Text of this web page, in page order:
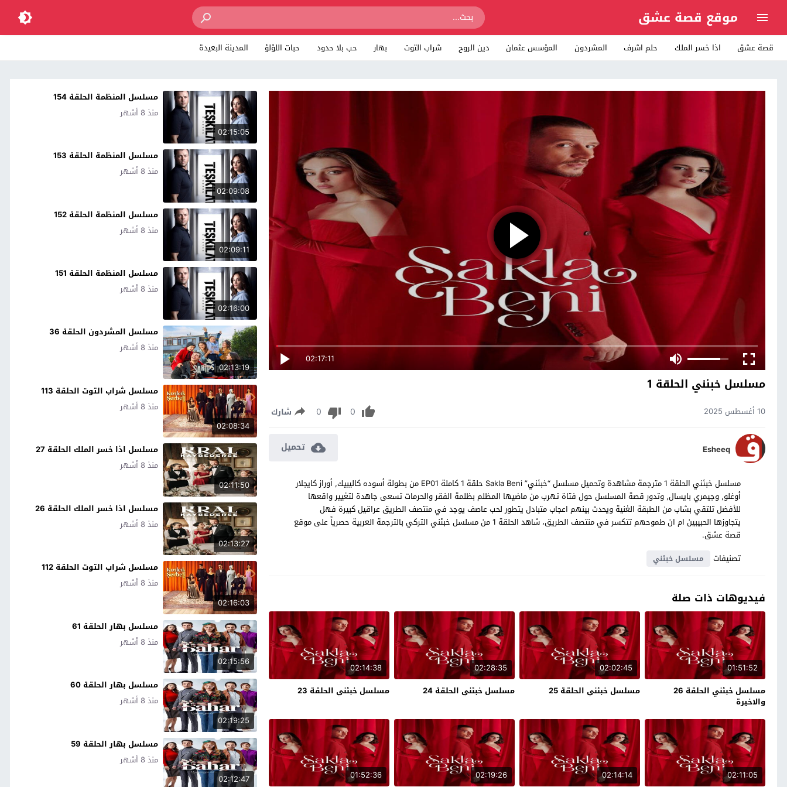
موقع قصة عشق
قصة عشق اذا خسر الملك حلم اشرف المشردون المؤسس عثمان دين الروح شراب التوت بهار حب بلا حدود حبات اللؤلؤ المدينة البعيدة
02:17:11
مسلسل خبئني الحلقة 1
10 أغسطس 2025 0
0 شارك
Esheeq تحميل
مسلسل خبئني الحلقة 1 مترجمة مشاهدة وتحميل مسلسل “خبئني” Sakla Beni حلقة 1 كاملة EP01 من بطولة أسوده كاليبيك, أوراز كايجلار
أوغلو, وجيمري بايسال, وتدور قصة المسلسل حول فتاة تهرب من ماضيها المظلم بظلمة الفقر والحرمات تسعى جاهدة لتغيير واقعها
للأفضل تلتقي بشاب من الطبقة الغنية ويحدث بينهم اعجاب متبادل يتطور لحب عاصف يوجد في منتصف الطريق عراقيل كبيرة فهل
يتجاوزها الحبيبين ام ان طموحهم تتكسر في منتصف الطريق، شاهد الحلقة 1 من مسلسل خبئني التركي بالترجمة العربية حصرياً على موقع
قصة عشق.
تصنيفات
مسلسل خبئني
فيديوهات ذات صلة
01:51:52
مسلسل خبئني الحلقة 26
والاخيرة
02:02:45
مسلسل خبئني الحلقة 25
02:28:35
مسلسل خبئني الحلقة 24
02:14:38
مسلسل خبئني الحلقة 23
02:11:05
02:14:14
02:19:26
01:52:36
02:15:05
مسلسل المنظمة الحلقة 154
منذ 8 أشهر
02:09:08
مسلسل المنظمة الحلقة 153
منذ 8 أشهر
02:09:11
مسلسل المنظمة الحلقة 152
منذ 8 أشهر
02:16:00
مسلسل المنظمة الحلقة 151
منذ 8 أشهر
02:13:19
مسلسل المشردون الحلقة 36
منذ 8 أشهر
02:08:34
مسلسل شراب التوت الحلقة 113
منذ 8 أشهر
02:11:50
مسلسل اذا خسر الملك الحلقة 27
منذ 8 أشهر
02:13:27
مسلسل اذا خسر الملك الحلقة 26
منذ 8 أشهر
02:16:03
مسلسل شراب التوت الحلقة 112
منذ 8 أشهر
02:15:56
مسلسل بهار الحلقة 61
منذ 8 أشهر
02:19:25
مسلسل بهار الحلقة 60
منذ 8 أشهر
02:12:47
مسلسل بهار الحلقة 59
منذ 8 أشهر